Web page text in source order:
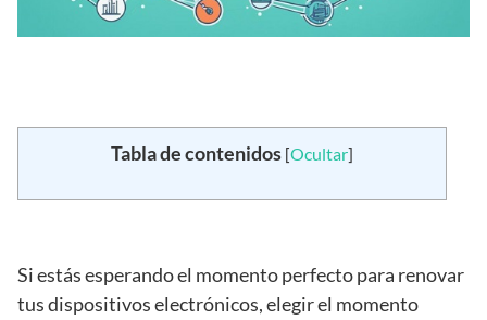
Tabla de contenidos [Ocultar]
Si estás esperando el momento perfecto para renovar
tus dispositivos electrónicos, elegir el momento